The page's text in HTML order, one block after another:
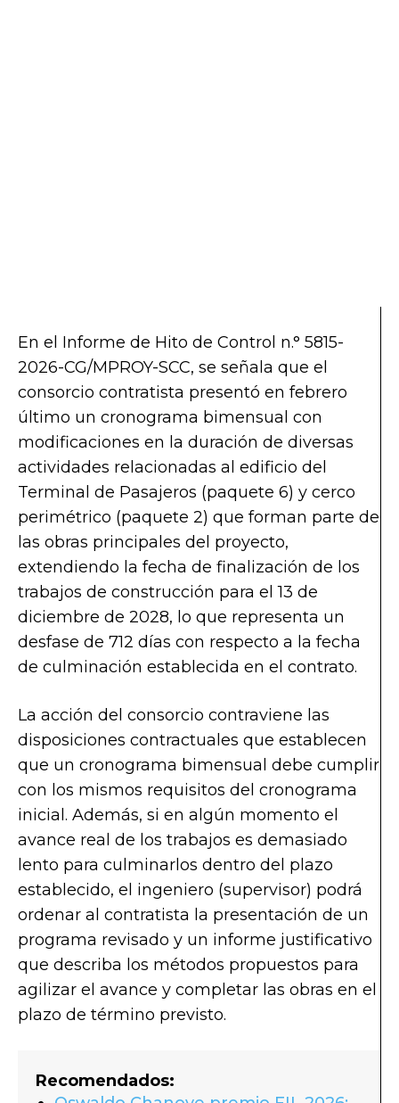
En el Informe de Hito de Control n.° 5815-
2026-CG/MPROY-SCC, se señala que el
consorcio contratista presentó en febrero
último un cronograma bimensual con
modificaciones en la duración de diversas
actividades relacionadas al edificio del
Terminal de Pasajeros (paquete 6) y cerco
perimétrico (paquete 2) que forman parte de
las obras principales del proyecto,
extendiendo la fecha de finalización de los
trabajos de construcción para el 13 de
diciembre de 2028, lo que representa un
desfase de 712 días con respecto a la fecha
de culminación establecida en el contrato.
La acción del consorcio contraviene las
disposiciones contractuales que establecen
que un cronograma bimensual debe cumplir
con los mismos requisitos del cronograma
inicial. Además, si en algún momento el
avance real de los trabajos es demasiado
lento para culminarlos dentro del plazo
establecido, el ingeniero (supervisor) podrá
ordenar al contratista la presentación de un
programa revisado y un informe justificativo
que describa los métodos propuestos para
agilizar el avance y completar las obras en el
plazo de término previsto.
Recomendados: